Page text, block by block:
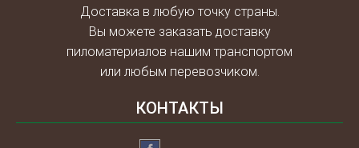
Доставка в любую точку страны.
Вы можете заказать доставку
пиломатериалов нашим транспортом
или любым перевозчиком.
КОНТАКТЫ